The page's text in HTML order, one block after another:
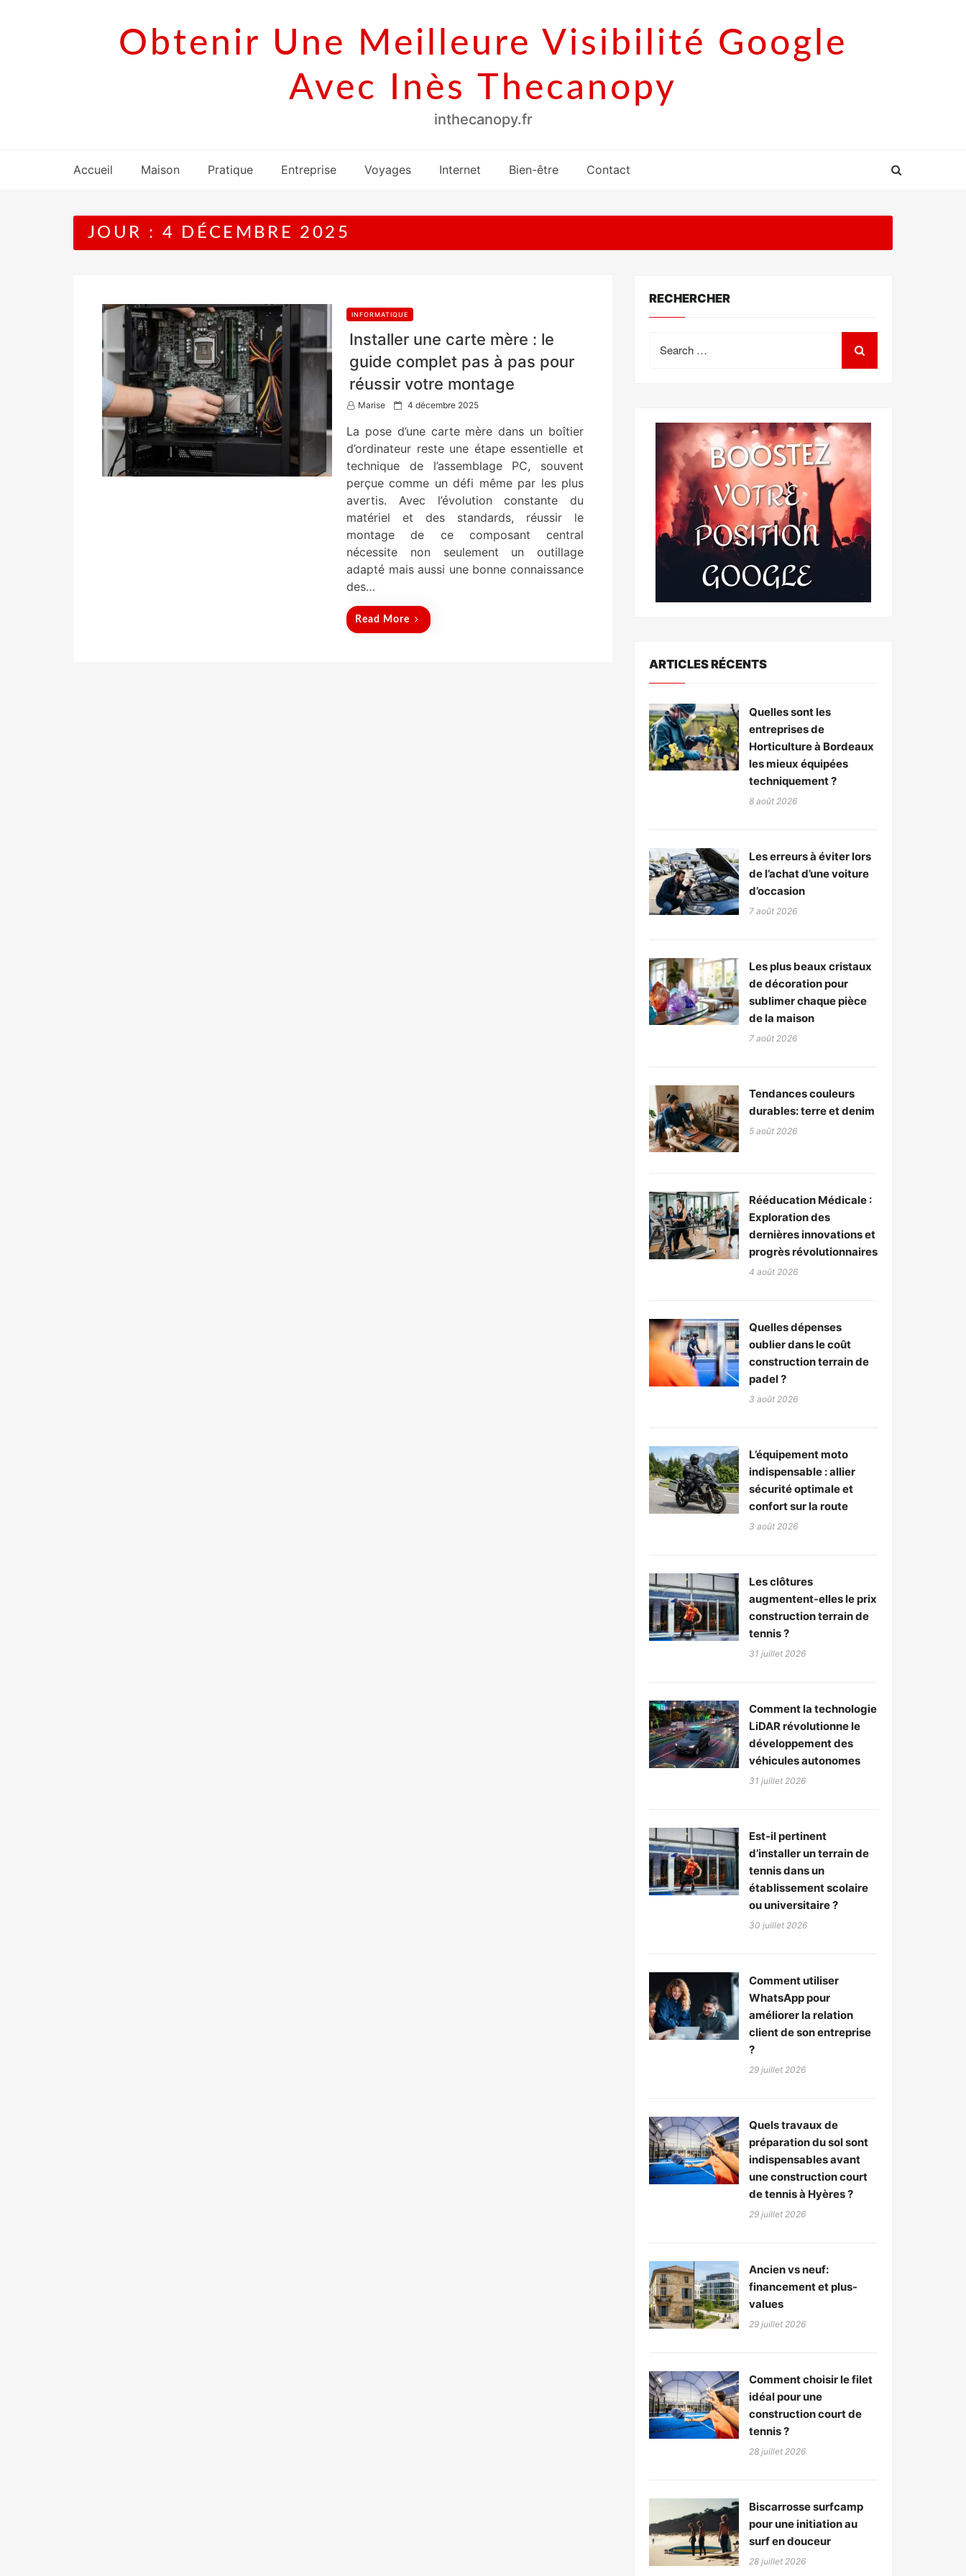
Obtenir Une Meilleure Visibilité Google
Avec Inès Thecanopy
inthecanopy.fr
Accueil Maison Pratique Entreprise Voyages Internet Bien-être Contact
JOUR : 4 DÉCEMBRE 2025
INFORMATIQUE
Installer une carte mère : le
guide complet pas à pas pour
réussir votre montage
Marise
P
s
e
o
n
4 décembre 2025
La pose d’une carte mère dans un boîtier
d’ordinateur reste une étape essentielle et
technique de l’assemblage PC, souvent
perçue comme un défi même par les plus
avertis. Avec l’évolution constante du
matériel et des standards, réussir le
montage de ce composant central
nécessite non seulement un outillage
adapté mais aussi une bonne connaissance
des…
Read More
RECHERCHER
for:
ARTICLES RÉCENTS
Quelles sont les
entreprises de
Horticulture à Bordeaux
les mieux équipées
techniquement ?
8 août 2026
Les erreurs à éviter lors
de l’achat d’une voiture
d’occasion
7 août 2026
Les plus beaux cristaux
de décoration pour
sublimer chaque pièce
de la maison
7 août 2026
Tendances couleurs
durables: terre et denim
5 août 2026
Rééducation Médicale :
Exploration des
dernières innovations et
progrès révolutionnaires
4 août 2026
Quelles dépenses
oublier dans le coût
construction terrain de
padel ?
3 août 2026
L’équipement moto
indispensable : allier
sécurité optimale et
confort sur la route
3 août 2026
Les clôtures
augmentent-elles le prix
construction terrain de
tennis ?
31 juillet 2026
Comment la technologie
LiDAR révolutionne le
développement des
véhicules autonomes
31 juillet 2026
Est-il pertinent
d’installer un terrain de
tennis dans un
établissement scolaire
ou universitaire ?
30 juillet 2026
Comment utiliser
WhatsApp pour
améliorer la relation
client de son entreprise
?
29 juillet 2026
Quels travaux de
préparation du sol sont
indispensables avant
une construction court
de tennis à Hyères ?
29 juillet 2026
Ancien vs neuf:
financement et plus-
values
29 juillet 2026
Comment choisir le filet
idéal pour une
construction court de
tennis ?
28 juillet 2026
Biscarrosse surfcamp
pour une initiation au
surf en douceur
28 juillet 2026